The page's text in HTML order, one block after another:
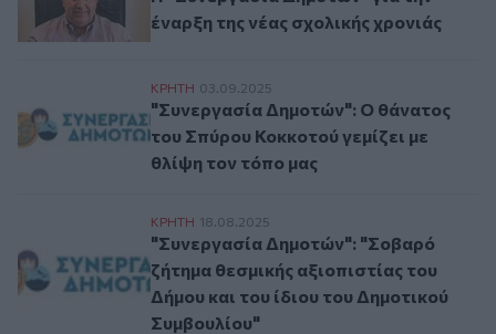
έναρξη της νέας σχολικής χρονιάς
"Συνεργασία Δημοτών": Ο θάνατος του
ΚΡΗΤΗ 03.09.2025
"Συνεργασία Δημοτών": Ο θάνατος
του Σπύρου Κοκκοτού γεμίζει με
θλίψη τον τόπο μας
"Συνεργασία Δημοτών": "Σοβαρό ζήτημα
ΚΡΗΤΗ 18.08.2025
"Συνεργασία Δημοτών": "Σοβαρό
ζήτημα θεσμικής αξιοπιστίας του
Δήμου και του ίδιου του Δημοτικού
Συμβουλίου"